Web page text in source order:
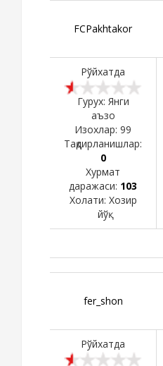
FCPakhtakor
Рўйхатда
Гурух: Янги
аъзо
Изохлар: 99
Тақдирланишлар:
0
Хурмат
даражаси: 103
Холати: Хозир
йўқ
fer_shon
Рўйхатда